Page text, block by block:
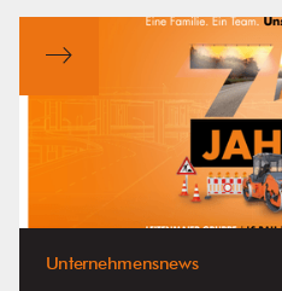
Unternehmensnews